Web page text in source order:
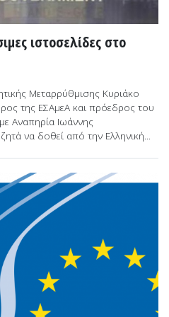
ιστοσελίδες στο
Μεταρρύθμισης Κυριάκο
της ΕΣΑμεΑ και πρόεδρος του
Αναπηρία Ιωάννης
να δοθεί από την Ελληνική...